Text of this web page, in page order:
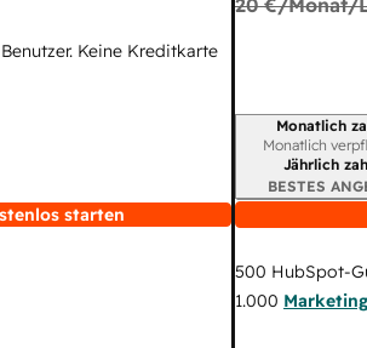
Keine Kreditkarte
starten
20 €/Monat/
Monatlich
Monatlich
Jährlich
BESTES
500 HubSpot-
1.000